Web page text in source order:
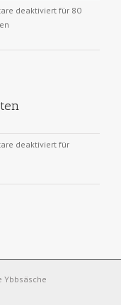
deaktiviert für 80
deaktiviert für
Ybbsäsche